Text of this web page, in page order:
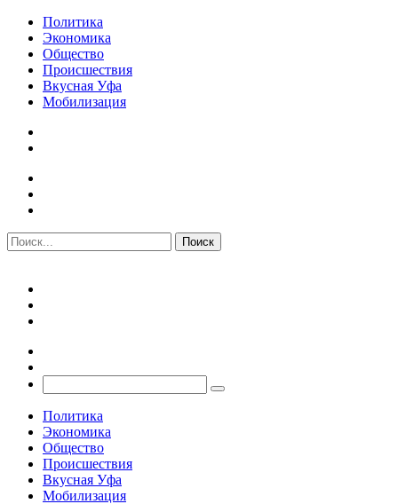
Политика
Экономика
Общество
Происшествия
Вкусная Уфа
Мобилизация
Политика
Экономика
Общество
Происшествия
Вкусная Уфа
Мобилизация